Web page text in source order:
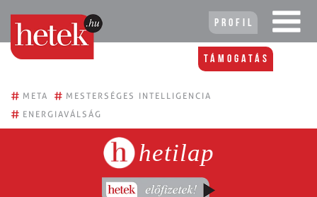
Profil
Támogatás
# META # MESTERSÉGES INTELLIGENCIA
# ENERGIAVÁLSÁG
hetilap